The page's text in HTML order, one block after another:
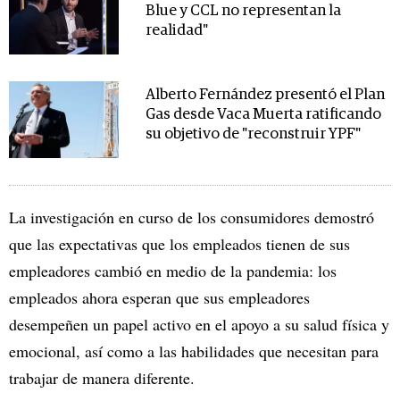
Blue y CCL no representan la
realidad"
Alberto Fernández presentó el Plan
Gas desde Vaca Muerta ratificando
su objetivo de "reconstruir YPF"
La investigación en curso de los consumidores demostró
que las expectativas que los empleados tienen de sus
empleadores cambió en medio de la pandemia: los
empleados ahora esperan que sus empleadores
desempeñen un papel activo en el apoyo a su salud física y
emocional, así como a las habilidades que necesitan para
trabajar de manera diferente.